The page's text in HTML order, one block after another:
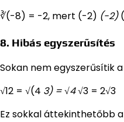
∛(-8) = -2, mert (-2) (-2)
8. Hibás egyszerűsítés
Sokan nem egyszerűsítik
√12 = √(4 3) = √4√3 = 2√3
Ez sokkal áttekinthetőbb